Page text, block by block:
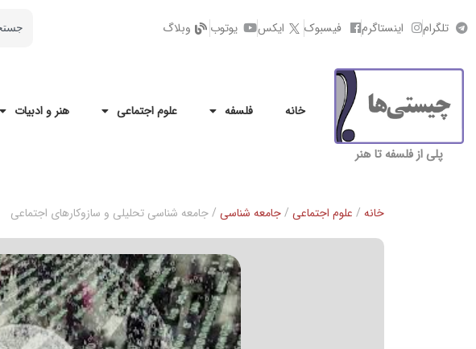
تلگرام اینستاگرم فیسبوک ایکس یوتوب وبلاگ
پلی از فلسفه تا هنر
خانه فلسفه علوم اجتماعی هنر و ادبیات
خانه / علوم اجتماعی /جامعه شناسی / جامعه شناسی تحليلی و سازوكارهای اجتماعی